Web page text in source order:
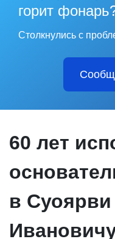
горит
Столкнулись с
60 лет
в